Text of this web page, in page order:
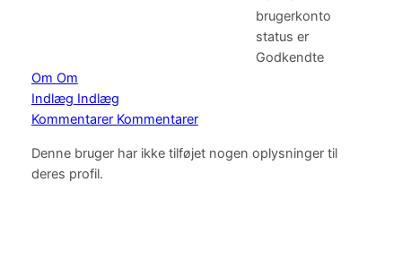
brugerkonto
status er
Godkendte
Om Om
Indlæg Indlæg
Kommentarer Kommentarer
Denne bruger har ikke tilføjet nogen oplysninger til
deres profil.